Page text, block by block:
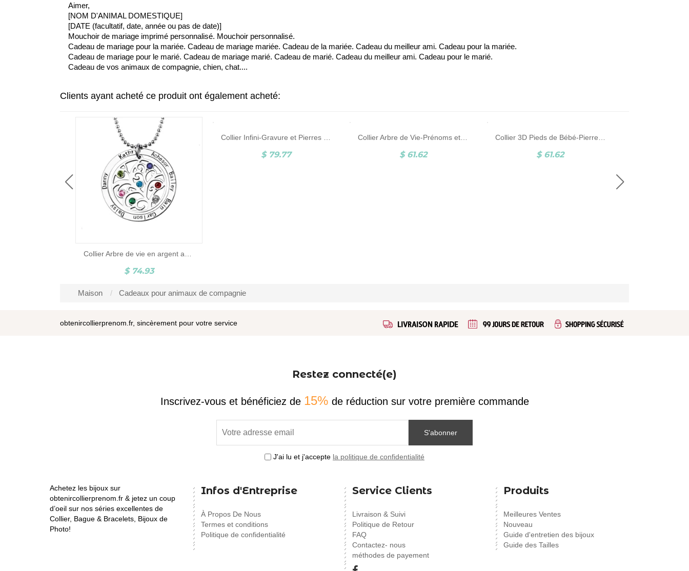
Aimer,
[NOM D'ANIMAL DOMESTIQUE]
[DATE (facultatif, date, année ou pas de date)]
Mouchoir de mariage imprimé personnalisé. Mouchoir personnalisé.
Cadeau de mariage pour la mariée. Cadeau de mariage mariée. Cadeau de la mariée. Cadeau du meilleur ami. Cadeau pour la mariée.
Cadeau de mariage pour le marié. Cadeau de mariage marié. Cadeau de marié. Cadeau du meilleur ami. Cadeau pour le marié.
Cadeau de vos animaux de compagnie, chien, chat....
Clients ayant acheté ce produit ont également acheté:
Collier Arbre de Vie-Prénoms et Pierres de Naissance-Argent Collier 3D Pieds de Bébé-Pierre de Naissance et Gravure-Argent Collier en argent pieds de bébé & pierre porte-bonheur
Maison Cadeaux pour animaux de compagnie
obtenircollierprenom.fr, sincèrement pour votre service
Restez connecté(e)
Inscrivez-vous et bénéficiez de 15% de réduction sur votre première commande
S'abonner
J'ai lu et j'accepte la politique de confidentialité
Achetez les bijoux sur
obtenircollierprenom.fr & jetez un coup
d’oeil sur nos séries excellentes de
Collier, Bague & Bracelets, Bijoux de
Photo!
Infos d'Entreprise
À Propos De Nous
Termes et conditions
Politique de confidentialité
Service Clients
Livraison & Suivi
Politique de Retour
FAQ
Contactez- nous
méthodes de payement
Produits
Meilleures Ventes
Nouveau
Guide d'entretien des bijoux
Guide des Tailles